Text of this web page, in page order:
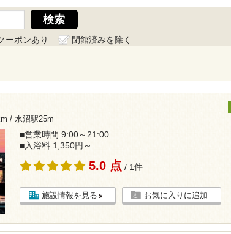
ーポンあり
閉館済みを除く
/ 水沼駅25m
■営業時間 9:00～21:00
■入浴料 1,350円～
5.0 点 / 1件
施設情報を見る お気に入りに追加